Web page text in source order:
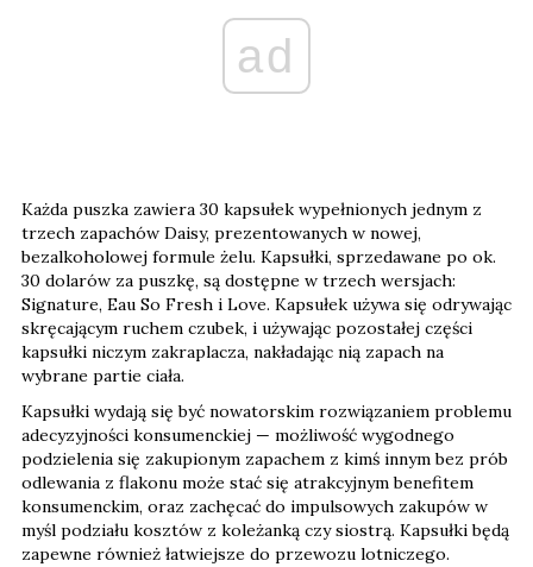
ad
Każda puszka zawiera 30 kapsułek wypełnionych jednym z
trzech zapachów Daisy, prezentowanych w nowej,
bezalkoholowej formule żelu. Kapsułki, sprzedawane po ok.
30 dolarów za puszkę, są dostępne w trzech wersjach:
Signature, Eau So Fresh i Love. Kapsułek używa się odrywając
skręcającym ruchem czubek, i używając pozostałej części
kapsułki niczym zakraplacza, nakładając nią zapach na
wybrane partie ciała.
Kapsułki wydają się być nowatorskim rozwiązaniem problemu
adecyzyjności konsumenckiej — możliwość wygodnego
podzielenia się zakupionym zapachem z kimś innym bez prób
odlewania z flakonu może stać się atrakcyjnym benefitem
konsumenckim, oraz zachęcać do impulsowych zakupów w
myśl podziału kosztów z koleżanką czy siostrą. Kapsułki będą
zapewne również łatwiejsze do przewozu lotniczego.